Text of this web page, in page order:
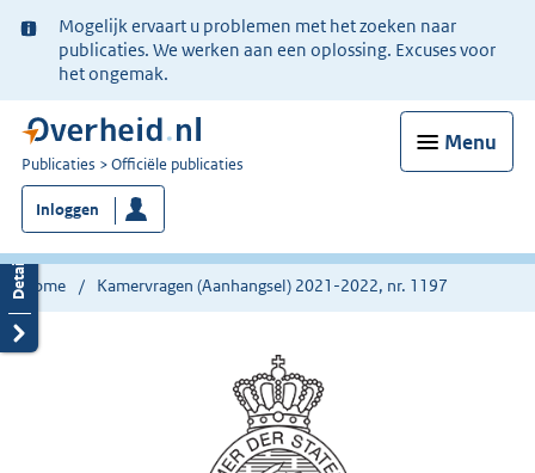
Ter
informatie:
Mogelijk ervaart u problemen met het zoeken naar
publicaties. We werken aan een oplossing. Excuses voor
het ongemak.
Menu
U
bent
nu
hier:
Publicaties Officiële publicaties
Inloggen
Home Kamervragen (Aanhangsel) 2021-2022, nr. 1197